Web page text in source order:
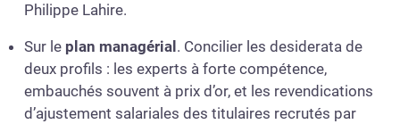
Philippe Lahire.
Sur le plan managérial . Concilier les desiderata de
deux profils : les experts à forte compétence,
embauchés souvent à prix d’or, et les revendications
d’ajustement salariales des titulaires recrutés par